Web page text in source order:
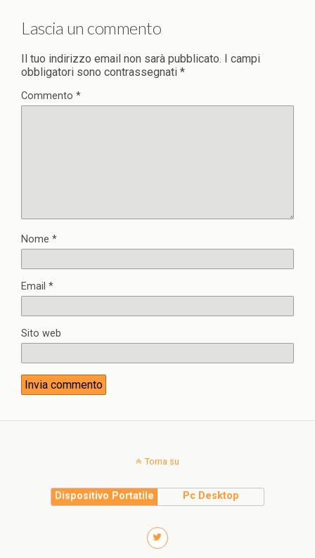
Lascia un commento
Il tuo indirizzo email non sarà pubblicato.
I campi
obbligatori sono contrassegnati *
Commento *
Nome *
Email *
Sito web
Torna su
Dispositivo Portatile Pc Desktop